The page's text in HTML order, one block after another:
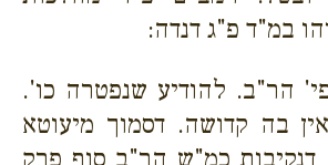
במ"ד פ"ג דנדה:
הר"ב. להודיע שנפטרה כו'.
בה קדושה. דסמוך מיעוטא